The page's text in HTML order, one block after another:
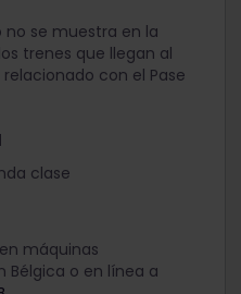
se muestra en la
trenes que llegan al
con el Pase
clase
máquinas
Bélgica o en línea a